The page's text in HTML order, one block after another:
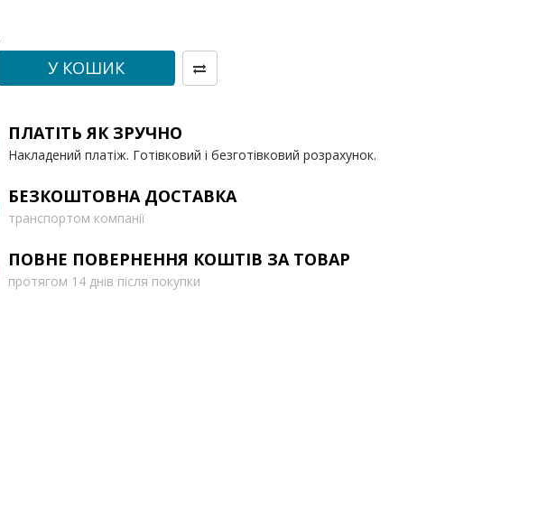
У КОШИК
ПЛАТІТЬ ЯК ЗРУЧНО
Накладений платіж. Готівковий і безготівковий розрахунок.
БЕЗКОШТОВНА ДОСТАВКА
транспортом компанії
ПОВНЕ ПОВЕРНЕННЯ КОШТІВ ЗА ТОВАР
протягом 14 днів після покупки